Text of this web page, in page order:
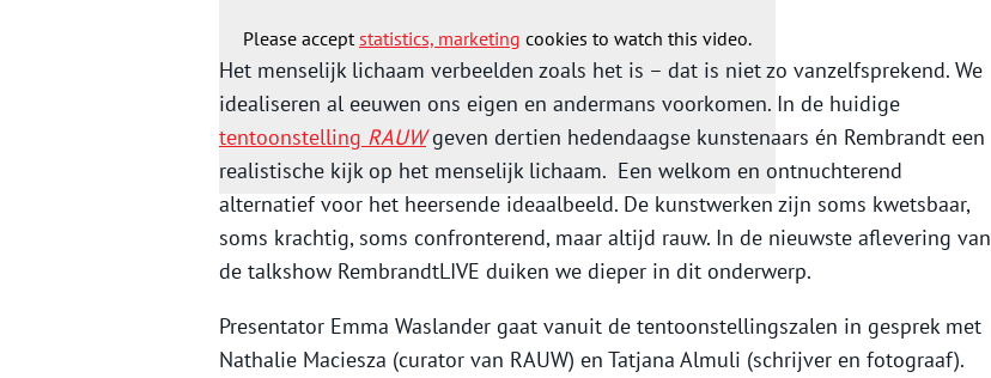
Please acceptstatistics, marketing cookies to watch this video.
Het menselijk lichaam verbeelden zoals het is – dat is niet zo vanzelfsprekend. We
idealiseren al eeuwen ons eigen en andermans voorkomen. In de huidige
tentoonstelling RAUWgeven dertien hedendaagse kunstenaars én Rembrandt een
realistische kijk op het menselijk lichaam. Een welkom en ontnuchterend
alternatief voor het heersende ideaalbeeld. De kunstwerken zijn soms kwetsbaar,
soms krachtig, soms confronterend, maar altijd rauw. In de nieuwste aflevering van
de talkshow RembrandtLIVE duiken we dieper in dit onderwerp.
Presentator Emma Waslander gaat vanuit de tentoonstellingszalen in gesprek met
Nathalie Maciesza (curator van RAUW) en Tatjana Almuli (schrijver en fotograaf).